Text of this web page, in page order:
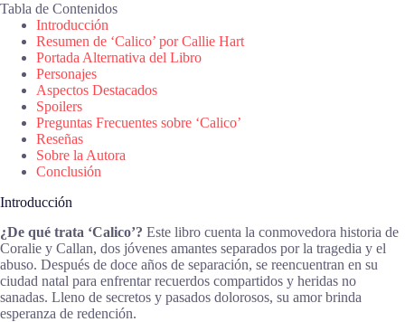
Tabla de Contenidos
Introducción
Resumen de ‘Calico’ por Callie Hart
Portada Alternativa del Libro
Personajes
Aspectos Destacados
Spoilers
Preguntas Frecuentes sobre ‘Calico’
Reseñas
Sobre la Autora
Conclusión
Introducción
¿De qué trata ‘Calico’? Este libro cuenta la conmovedora historia de
Coralie y Callan, dos jóvenes amantes separados por la tragedia y el
abuso. Después de doce años de separación, se reencuentran en su
ciudad natal para enfrentar recuerdos compartidos y heridas no
sanadas. Lleno de secretos y pasados dolorosos, su amor brinda
esperanza de redención.